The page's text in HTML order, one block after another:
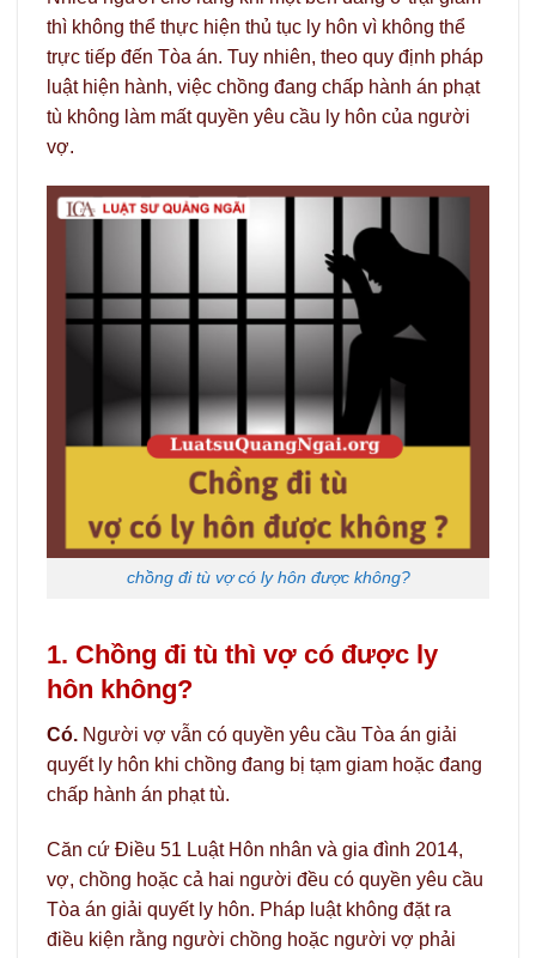
thì không thể thực hiện thủ tục ly hôn vì không thể
trực tiếp đến Tòa án. Tuy nhiên, theo quy định pháp
luật hiện hành, việc chồng đang chấp hành án phạt
tù không làm mất quyền yêu cầu ly hôn của người
vợ.
chồng đi tù vợ có ly hôn được không?
1. Chồng đi tù thì vợ có được ly
hôn không?
Có. Người vợ vẫn có quyền yêu cầu Tòa án giải
quyết ly hôn khi chồng đang bị tạm giam hoặc đang
chấp hành án phạt tù.
Căn cứ Điều 51 Luật Hôn nhân và gia đình 2014,
vợ, chồng hoặc cả hai người đều có quyền yêu cầu
Tòa án giải quyết ly hôn. Pháp luật không đặt ra
điều kiện rằng người chồng hoặc người vợ phải